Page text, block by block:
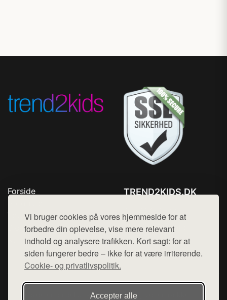
Vi bruger cookies på vores hjemmeside for at
forbedre din oplevelse, vise mere relevant
indhold og analysere trafikken. Kort sagt: for at
siden fungerer bedre – ikke for at være irriterende.
Cookie- og privatlivspolitik.
Accepter alle
Forside
Top Rabatter
Blog
Kontakt
TREND2KIDS.DK
Mail: hej@want.dk
Cookie- og privatlivspolitik
Denne side er en del af want.dk, der udgiver en række